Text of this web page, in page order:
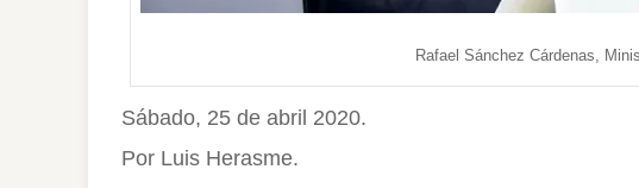
Rafael Sánchez Cárdenas,
Sábado, 25 de abril 2020.
Por Luis Herasme.